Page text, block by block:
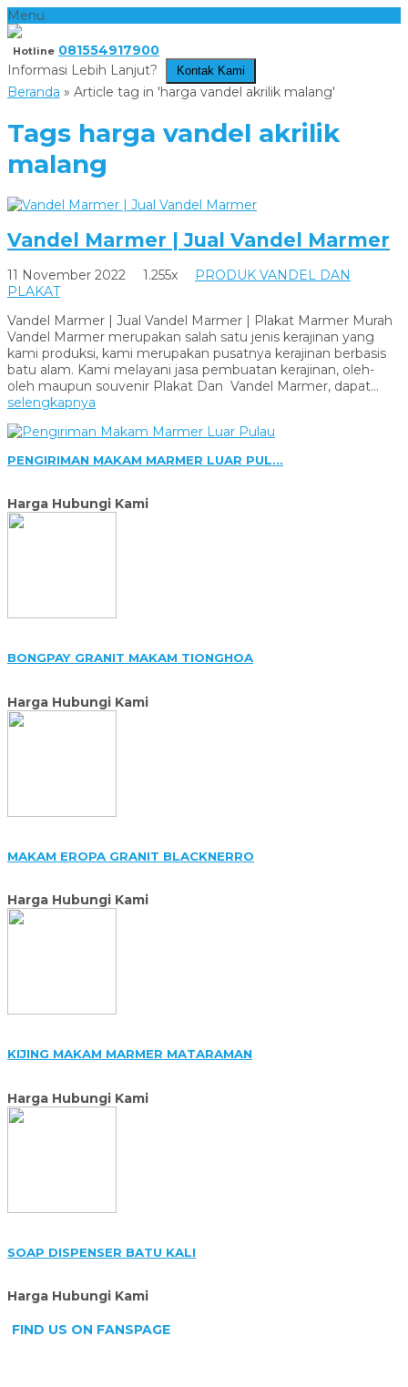
Menu
Hotline 081554917900
Informasi Lebih Lanjut?
Kontak Kami
Beranda » Article tag in 'harga vandel akrilik malang'
Tags harga vandel akrilik
malang
Vandel Marmer | Jual Vandel Marmer
11 November 2022 1.255x
PRODUK VANDEL DAN
PLAKAT
Vandel Marmer | Jual Vandel Marmer | Plakat Marmer Murah
Vandel Marmer merupakan salah satu jenis kerajinan yang
kami produksi, kami merupakan pusatnya kerajinan berbasis
batu alam. Kami melayani jasa pembuatan kerajinan, oleh-
oleh maupun souvenir Plakat Dan Vandel Marmer, dapat...
selengkapnya
PENGIRIMAN MAKAM MARMER LUAR PUL...
Harga Hubungi Kami
BONGPAY GRANIT MAKAM TIONGHOA
Harga Hubungi Kami
MAKAM EROPA GRANIT BLACKNERRO
Harga Hubungi Kami
KIJING MAKAM MARMER MATARAMAN
Harga Hubungi Kami
SOAP DISPENSER BATU KALI
Harga Hubungi Kami
FIND US ON FANSPAGE